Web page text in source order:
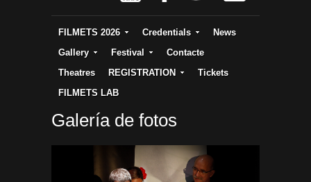
FILMETS 2026 Credentials
News
Gallery
Festival
Contacte
Theatres
REGISTRATION
Tickets
FILMETS LAB
Galería de fotos